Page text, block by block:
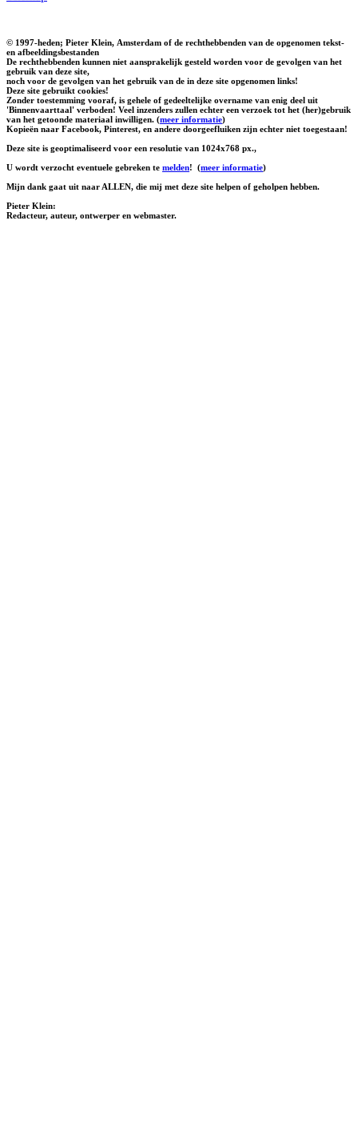
© 1997-heden; Pieter Klein, Amsterdam of de rechthebbenden van de opgenomen tekst-
en afbeeldingsbestanden
De rechthebbenden kunnen niet aansprakelijk gesteld worden voor de gevolgen van het
gebruik van deze site,
noch voor de gevolgen van het gebruik van de in deze site opgenomen links!
Deze site gebruikt cookies!
Zonder toestemming vooraf, is gehele of gedeeltelijke overname van enig deel uit
'Binnenvaarttaal' verboden! Veel inzenders zullen echter een verzoek tot het (her)gebruik
van het getoonde materiaal inwilligen. (meer informatie)
Kopieën naar Facebook, Pinterest, en andere doorgeefluiken zijn echter niet toegestaan!
Deze site is geoptimaliseerd voor een resolutie van 1024x768 px.,
U wordt verzocht eventuele gebreken te melden! (meer informatie)
Mijn dank gaat uit naar ALLEN, die mij met deze site helpen of geholpen hebben.
Pieter Klein:
Redacteur, auteur, ontwerper en webmaster.